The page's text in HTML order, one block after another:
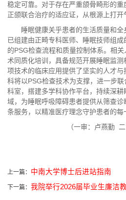
稳定可靠。对于存在严重颌骨畸形的
正颌联合治疗的适应证，从根源上打开
睡眠健康关乎患者的生活质量和全
已组建由正畸专科医师、睡眠技师组
的PSG检查流程和质量控制体系。相
术同质化培训，具备规范开展睡眠监
项技术的临床应用提供了坚实的人才
科将以PSG检查技术为支撑， 进一步联
科室，搭建多学科协作平台， 持续深耕
域， 为睡眠呼吸障碍患者提供从筛查
条服务，以精准医疗理念守护患者的每
（一审：卢燕勤
上一篇： 中南大学博士后进站指南
下一篇： 我院举行2026届毕业生廉洁